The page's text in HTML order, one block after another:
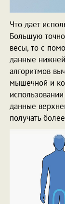
Что дает
Большую
весы, то с
данные
алгоритмов
мышечной и
данные
получать